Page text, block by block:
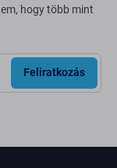
hogy több mint
Feliratkozás